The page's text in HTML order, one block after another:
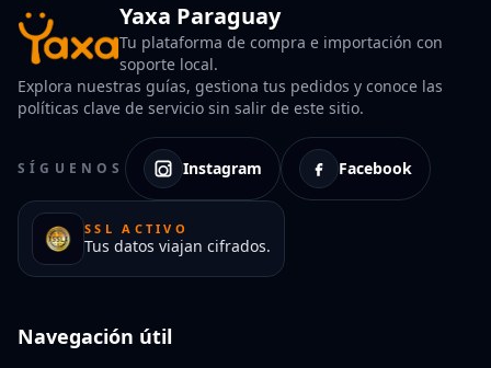
Yaxa Paraguay
Tu plataforma de compra e importación con
soporte local.
Explora nuestras guías, gestiona tus pedidos y conoce las
políticas clave de servicio sin salir de este sitio.
SÍGUENOS Instagram Facebook
SSL ACTIVO
Tus datos viajan cifrados.
Navegación útil